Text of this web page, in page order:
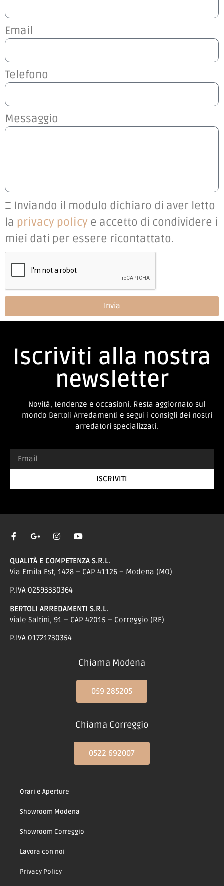
Email
Telefono
Messaggio
Inviando il modulo dichiaro di aver letto
la privacy policy e accetto di condividere i
miei dati per essere ricontattato.
Invia
Iscriviti alla nostra
newsletter
Novità, tendenze e occasioni. Resta aggiornato sul
mondo Bertoli Arredamenti e segui i consigli dei nostri
arredatori specializzati.
ISCRIVITI
QUALITÀ E COMPETENZA S.R.L.
Via Emila Est, 1428 – CAP 41126 – Modena (MO)
P.IVA 02593330364
BERTOLI ARREDAMENTI S.R.L.
viale Saltini, 91 – CAP 42015 – Correggio (RE)
P.IVA 01721730354
Chiama Modena
059 285205
Chiama Correggio
0522 692007
Orari e Aperture
Showroom Modena
Showroom Correggio
Lavora con noi
Privacy Policy